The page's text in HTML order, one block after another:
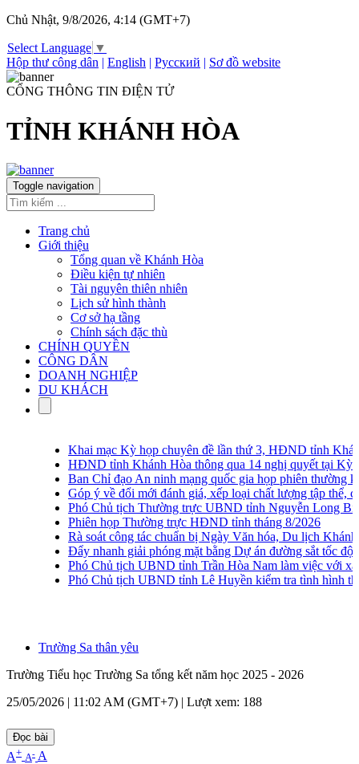
Chủ Nhật, 9/8/2026, 4:14 (GMT+7)
Select Language ▼
Hộp thư công dân | English | Русский | Sơ đồ website
CỔNG THÔNG TIN ĐIỆN TỬ
TỈNH KHÁNH HÒA
Toggle navigation
Trang chủ
Giới thiệu
Tổng quan về Khánh Hòa
Điều kiện tự nhiên
Tài nguyên thiên nhiên
Lịch sử hình thành
Cơ sở hạ tầng
Chính sách đặc thù
CHÍNH QUYỀN
CÔNG DÂN
DOANH NGHIỆP
DU KHÁCH
Khai mạc Kỳ họp chuyên đề lần thứ 3, HĐND tỉnh
HĐND tỉnh Khánh Hòa thông qua 14 nghị quyết tại Kỳ
Ban Chỉ đạo An ninh mạng quốc gia họp phiên thường kỳ
Góp ý về đổi mới đánh giá, xếp loại chất lượng tập thể, cá
Phó Chủ tịch Thường trực UBND tỉnh Nguyễn Long
Phiên họp Thường trực HĐND tỉnh tháng 8/2026
Rà soát công tác chuẩn bị Ngày Văn hóa, Du lịch Khánh
Đẩy nhanh giải phóng mặt bằng Dự án đường sắt tốc độ
Phó Chủ tịch UBND tỉnh Trần Hòa Nam làm việc với xã
Phó Chủ tịch UBND tỉnh Lê Huyền kiểm tra tình hình
Trường Sa thân yêu
Trường Tiểu học Trường Sa tổng kết năm học 2025 - 2026
25/05/2026 | 11:02 AM (GMT+7) | Lượt xem: 188
Đọc bài
A+ A- A